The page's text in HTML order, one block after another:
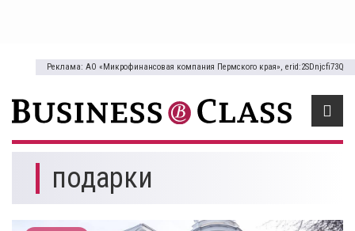
Реклама: АО «Микрофинансовая компания Пермского края», erid:2SDnjcfi73Q
подарки